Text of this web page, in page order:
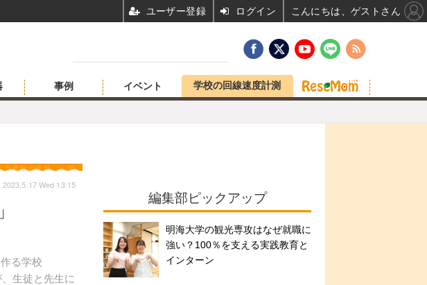
事例 イベント 学校の回線速度計測
る学校
生徒と先生に
2023.5.17 Wed 13:15
編集部ピックアップ
明海大学の観光専攻はなぜ就職に
強い？100％を支える実践教育と
インターン
ユーザー登録 ログイン こんにちは、ゲストさん